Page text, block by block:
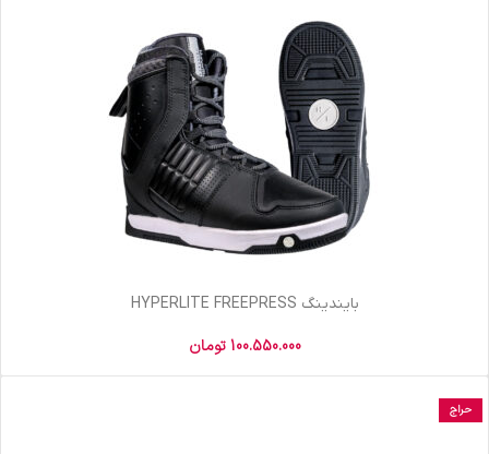
بایندینگ HYPERLITE FREEPRESS
100.550.000 تومان
حراج